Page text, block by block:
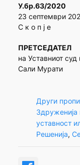
У.бр.63/2020
23 септември
С к о п ј е
ПРЕТСЕДАТЕЛ
на Уставниот
Сали Мурати
Други
Здруженија
уставност
Решенија,